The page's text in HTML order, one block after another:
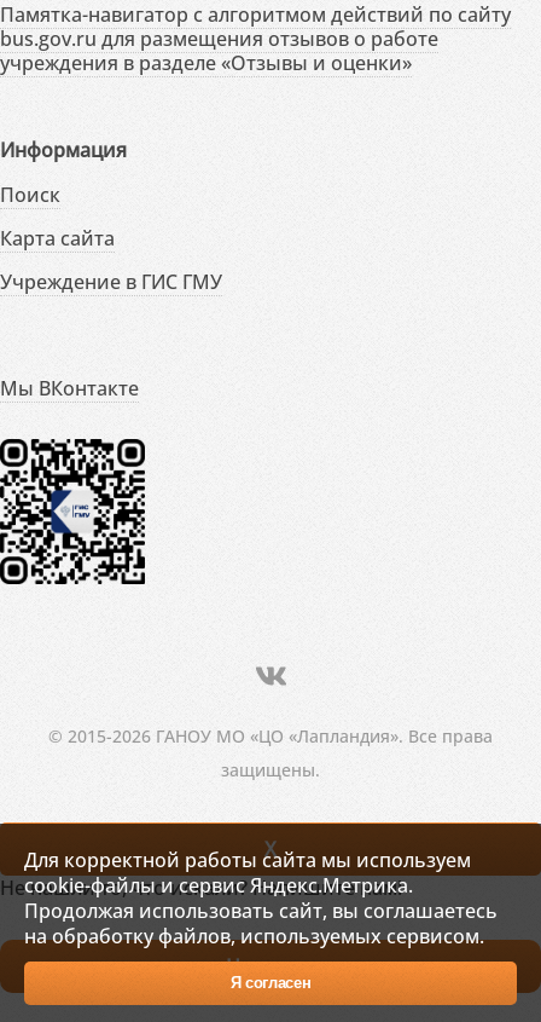
Памятка-навигатор с алгоритмом действий по сайту
bus.gov.ru для размещения отзывов о работе
учреждения в разделе «Отзывы и оценки»
Информация
Поиск
Карта сайта
Учреждение в ГИС ГМУ
Мы ВКонтакте
© 2015-2026 ГАНОУ МО «ЦО «Лапландия». Все права
защищены.
Для корректной работы сайта мы используем
cookie-файлы и сервис Яндекс.Метрика.
Продолжая использовать сайт, вы соглашаетесь
на обработку файлов, используемых сервисом.
Я согласен
X
Не нашли то, что искали? Напишите нам!
Написать